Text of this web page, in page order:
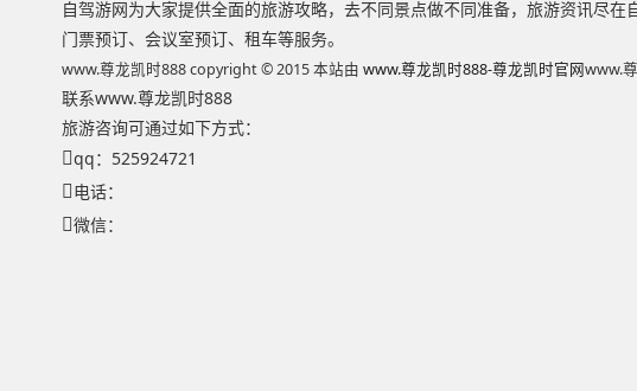
自驾游网为大家提供全面的旅游攻略，去不同景点做不同准备，旅游资讯尽
门票预订、会议室预订、租车等服务。
www.尊龙凯时888 copyright © 2015 本站由 www.尊龙凯时888-尊龙凯时官网www.
联系www.尊龙凯时888
旅游咨询可通过如下方式：
qq：525924721
电话：
微信：